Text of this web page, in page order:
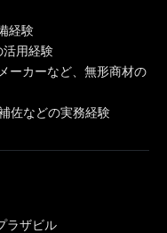
経験
活用経験
ーカーなど、無形商材の
佐などの実務経験
ラザビル